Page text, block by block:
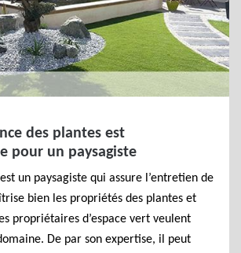
des plantes est
pour un paysagiste
un paysagiste qui assure l’entretien de
bien les propriétés des plantes et
propriétaires d’espace vert veulent
De par son expertise, il peut